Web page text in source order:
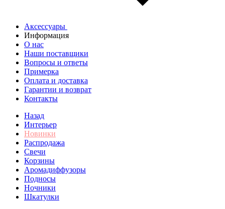
Аксессуары
Информация
О нас
Наши поставщики
Вопросы и ответы
Примерка
Оплата и доставка
Гарантии и возврат
Контакты
Назад
Интерьер
Новинки
Распродажа
Свечи
Корзины
Аромадиффузоры
Подносы
Ночники
Шкатулки